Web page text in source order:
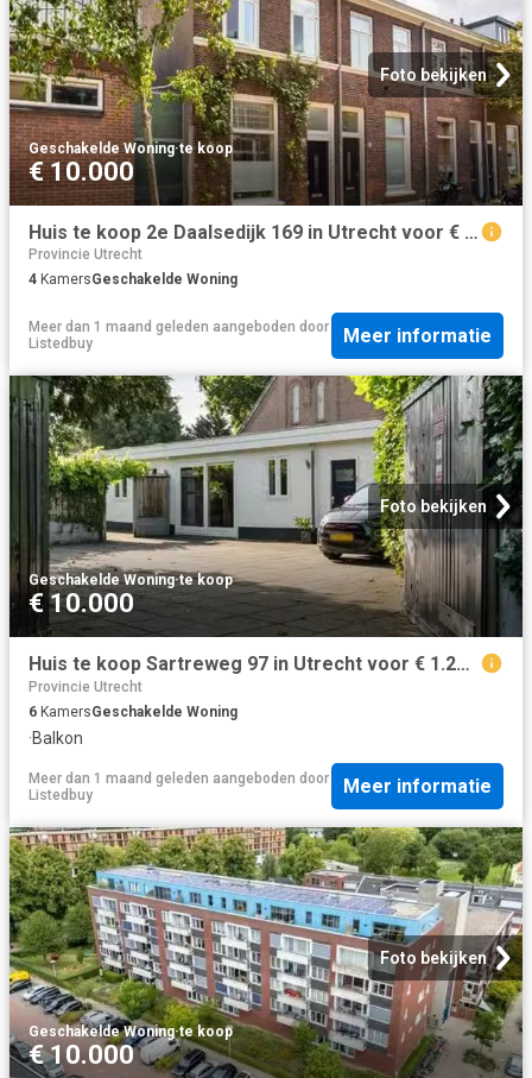
Foto bekijken
Geschakelde Woning·te koop
€ 10.000
Huis te koop 2e Daalsedijk 169 in Utrecht voor € 575.000
Provincie Utrecht
4 KamersGeschakelde Woning
Meer dan 1 maand geleden aangeboden door
Listedbuy
Meer informatie
Foto bekijken
Geschakelde Woning·te koop
€ 10.000
Huis te koop Sartreweg 97 in Utrecht voor € 1.200.000
Provincie Utrecht
6 KamersGeschakelde Woning
·Balkon
Meer dan 1 maand geleden aangeboden door
Listedbuy
Meer informatie
Foto bekijken
Geschakelde Woning·te koop
€ 10.000